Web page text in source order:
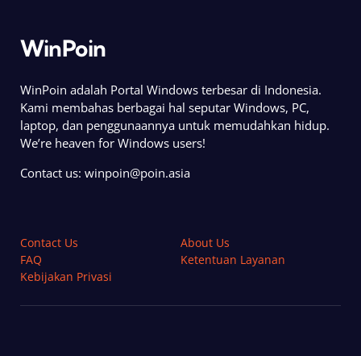
WinPoin
WinPoin adalah Portal Windows terbesar di Indonesia.
Kami membahas berbagai hal seputar Windows, PC,
laptop, dan penggunaannya untuk memudahkan hidup.
We’re heaven for Windows users!
Contact us: winpoin@poin.asia
Contact Us
About Us
FAQ
Ketentuan Layanan
Kebijakan Privasi